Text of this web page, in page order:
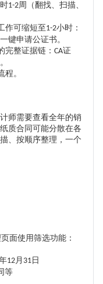
1-2周（翻找、扫描、
作可缩短至 1-2小时：
键申请公证书。
完整证据链： CA证
。
师需要查看全年的销
质合同可能分散在各
、按顺序整理，一个
面使用筛选功能：
12 月 31 日
等